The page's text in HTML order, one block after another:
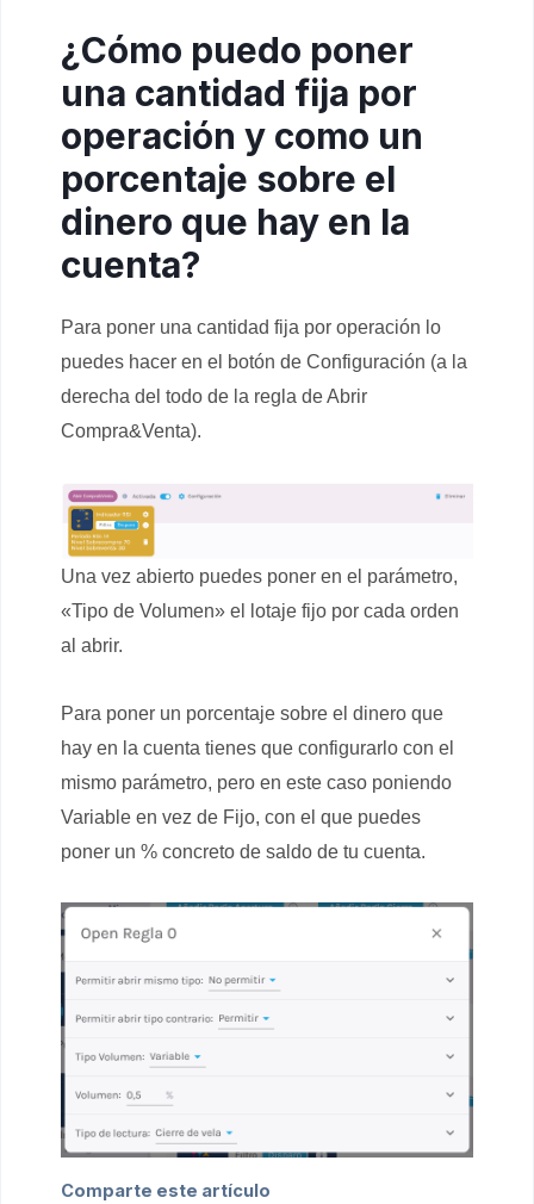
¿Cómo puedo poner
una cantidad fija por
operación y como un
porcentaje sobre el
dinero que hay en la
cuenta?
Para poner una cantidad fija por operación lo
puedes hacer en el botón de Configuración (a la
derecha del todo de la regla de Abrir
Compra&Venta).
Una vez abierto puedes poner en el parámetro,
«Tipo de Volumen» el lotaje fijo por cada orden
al abrir.
Para poner un porcentaje sobre el dinero que
hay en la cuenta tienes que configurarlo con el
mismo parámetro, pero en este caso poniendo
Variable en vez de Fijo, con el que puedes
poner un % concreto de saldo de tu cuenta.
Comparte este artículo